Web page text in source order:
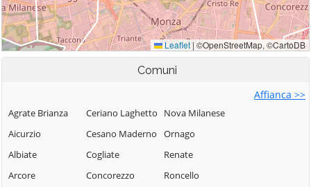
Comuni
Affianca >>
Agrate Brianza
Aicurzio
Albiate
Arcore
Ceriano Laghetto
Cesano Maderno
Cogliate
Concorezzo
Nova Milanese
Ornago
Renate
Roncello